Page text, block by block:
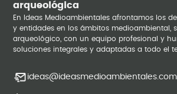
arqueológica
En Ideas Medioambientales afrontamos los
y entidades en los ámbitos medioambiental,
arqueológico, con un equipo profesional y
soluciones integrales y adaptadas a todo el
ideas@ideasmedioambientales.com